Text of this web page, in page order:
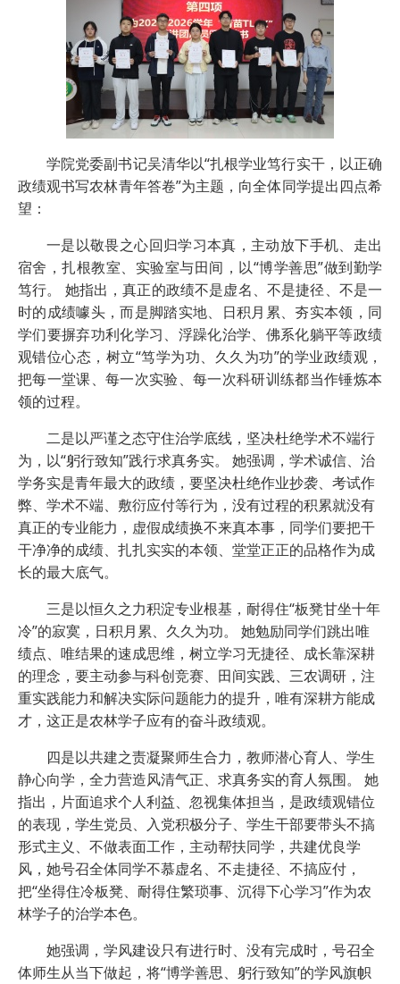
学院党委副书记吴清华以“扎根学业笃行实干，以正确
政绩观书写农林青年答卷”为主题，向全体同学提出四点希
望：
一是以敬畏之心回归学习本真，主动放下手机、走出
宿舍，扎根教室、实验室与田间，以“博学善思”做到勤学
笃行。 她指出，真正的政绩不是虚名、不是捷径、不是一
时的成绩噱头，而是脚踏实地、日积月累、夯实本领，同
学们要摒弃功利化学习、浮躁化治学、佛系化躺平等政绩
观错位心态，树立“笃学为功、久久为功”的学业政绩观，
把每一堂课、每一次实验、每一次科研训练都当作锤炼本
领的过程。
二是以严谨之态守住治学底线，坚决杜绝学术不端行
为，以“躬行致知”践行求真务实。 她强调，学术诚信、治
学务实是青年最大的政绩，要坚决杜绝作业抄袭、考试作
弊、学术不端、敷衍应付等行为，没有过程的积累就没有
真正的专业能力，虚假成绩换不来真本事，同学们要把干
干净净的成绩、扎扎实实的本领、堂堂正正的品格作为成
长的最大底气。
三是以恒久之力积淀专业根基，耐得住“板凳甘坐十年
冷”的寂寞，日积月累、久久为功。 她勉励同学们跳出唯
绩点、唯结果的速成思维，树立学习无捷径、成长靠深耕
的理念，要主动参与科创竞赛、田间实践、三农调研，注
重实践能力和解决实际问题能力的提升，唯有深耕方能成
才，这正是农林学子应有的奋斗政绩观。
四是以共建之责凝聚师生合力，教师潜心育人、学生
静心向学，全力营造风清气正、求真务实的育人氛围。 她
指出，片面追求个人利益、忽视集体担当，是政绩观错位
的表现，学生党员、入党积极分子、学生干部要带头不搞
形式主义、不做表面工作，主动帮扶同学，共建优良学
风，她号召全体同学不慕虚名、不走捷径、不搞应付，
把“坐得住冷板凳、耐得住繁琐事、沉得下心学习”作为农
林学子的治学本色。
她强调，学风建设只有进行时、没有完成时，号召全
体师生从当下做起，将“博学善思、躬行致知”的学风旗帜